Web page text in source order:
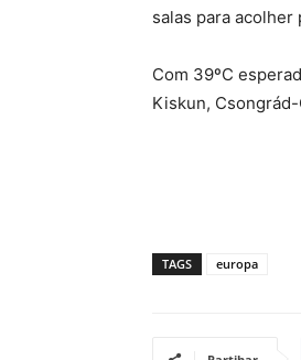
salas para
Com 39ºC
Kiskun,
TAGS europa